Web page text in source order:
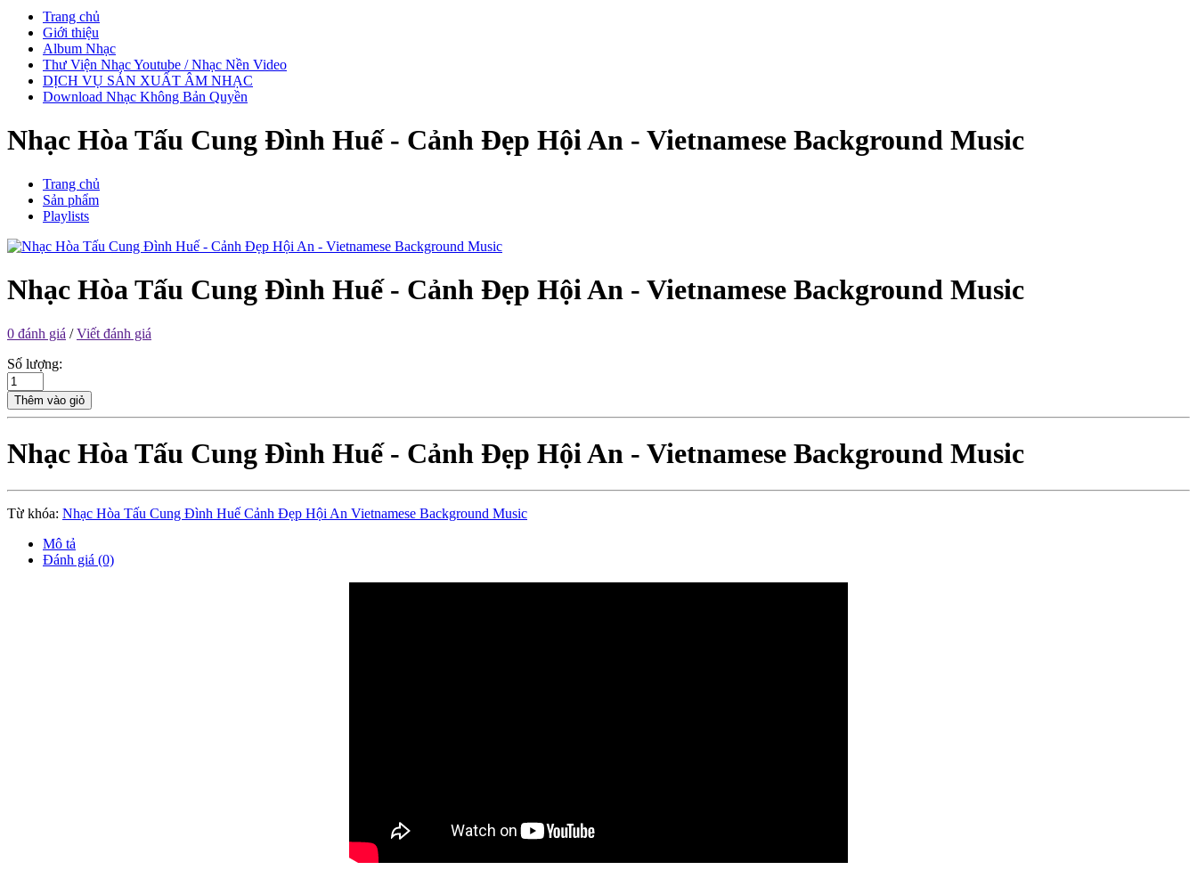
Trang chủ
Giới thiệu
Album Nhạc
Thư Viện Nhạc Youtube / Nhạc Nền Video
DỊCH VỤ SẢN XUẤT ÂM NHẠC
Download Nhạc Không Bản Quyền
Nhạc Hòa Tấu Cung Đình Huế - Cảnh Đẹp Hội An - Vietnamese Background Music
Trang chủ
Sản phẩm
Playlists
Nhạc Hòa Tấu Cung Đình Huế - Cảnh Đẹp Hội An - Vietnamese Background Music
0 đánh giá /Viết đánh giá
Số lượng:
Thêm vào giỏ
Nhạc Hòa Tấu Cung Đình Huế - Cảnh Đẹp Hội An - Vietnamese Background Music
Từ khóa: Nhạc Hòa Tấu Cung Đình Huế Cảnh Đẹp Hội An Vietnamese Background Music
Mô tả
Đánh giá (0)